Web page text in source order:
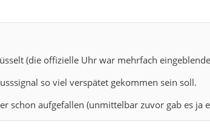
(die offizielle Uhr war mehrfach
so viel verspätet gekommen sein soll.
schon aufgefallen (unmittelbar zuvor gab es ja